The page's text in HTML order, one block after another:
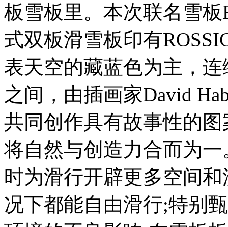
板雪板里。本次联名雪板
式双板滑雪板印有
表天空的藏蓝色为主，
之间，由插画家David
共同创作具有故事性的
将自然与创造力合而为
时为滑行开辟更多空间
况下都能自由滑行;特别